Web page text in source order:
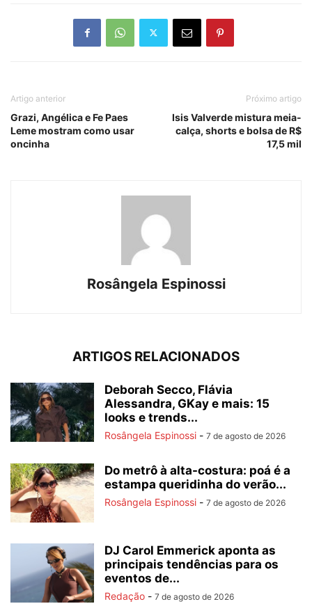
Artigo anterior
Grazi, Angélica e Fe Paes
Leme mostram como usar
oncinha
Próximo artigo
Isis Valverde mistura meia-
calça, shorts e bolsa de R$
17,5 mil
Rosângela Espinossi
ARTIGOS RELACIONADOS
Deborah Secco, Flávia
Alessandra, GKay e mais: 15
looks e trends...
Rosângela Espinossi - 7 de agosto de 2026
Do metrô à alta-costura: poá é a
estampa queridinha do verão...
Rosângela Espinossi - 7 de agosto de 2026
DJ Carol Emmerick aponta as
principais tendências para os
eventos de...
Redação - 7 de agosto de 2026